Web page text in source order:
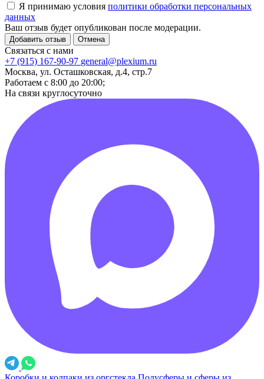
Я принимаю условия политики обработки персональных
данных
Ваш отзыв будет опубликован после модерации.
Добавить отзыв Отмена
Связаться с нами
+7 (915) 167-90-97 general@plexium.ru
Москва, ул. Осташковская, д.4, стр.7
Работаем с 8:00 до 20:00;
На связи круглосуточно